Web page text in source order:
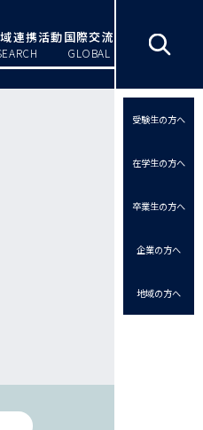
連携活動国際交流
GLOBAL
受験生の方へ
在学生の方へ
卒業生の方へ
企業の方へ
地域の方へ